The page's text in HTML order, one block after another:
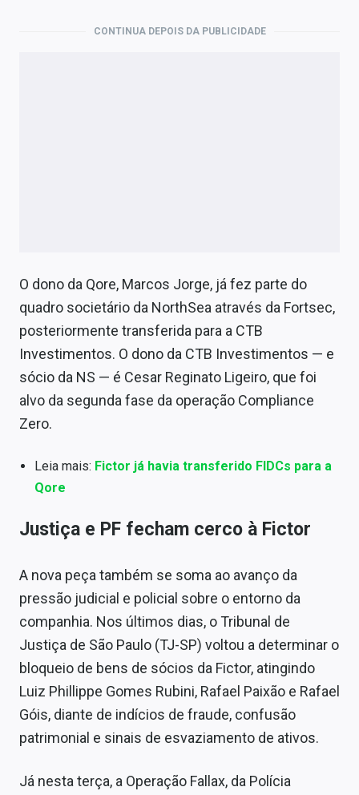
CONTINUA DEPOIS DA PUBLICIDADE
O dono da Qore, Marcos Jorge, já fez parte do
quadro societário da NorthSea através da Fortsec,
posteriormente transferida para a CTB
Investimentos. O dono da CTB Investimentos — e
sócio da NS — é Cesar Reginato Ligeiro, que foi
alvo da segunda fase da operação Compliance
Zero.
Leia mais: Fictor já havia transferido FIDCs para a
Qore
Justiça e PF fecham cerco à Fictor
A nova peça também se soma ao avanço da
pressão judicial e policial sobre o entorno da
companhia. Nos últimos dias, o Tribunal de
Justiça de São Paulo (TJ-SP) voltou a determinar o
bloqueio de bens de sócios da Fictor, atingindo
Luiz Phillippe Gomes Rubini, Rafael Paixão e Rafael
Góis, diante de indícios de fraude, confusão
patrimonial e sinais de esvaziamento de ativos.
Já nesta terça, a Operação Fallax, da Polícia